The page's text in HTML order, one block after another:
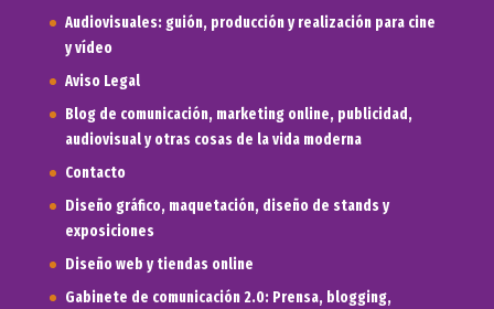
Audiovisuales: guión, producción y realización para cine
y vídeo
Aviso Legal
Blog de comunicación, marketing online, publicidad,
audiovisual y otras cosas de la vida moderna
Contacto
Diseño gráfico, maquetación, diseño de stands y
exposiciones
Diseño web y tiendas online
Gabinete de comunicación 2.0: Prensa, blogging,